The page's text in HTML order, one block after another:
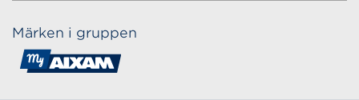
Märken i gruppen